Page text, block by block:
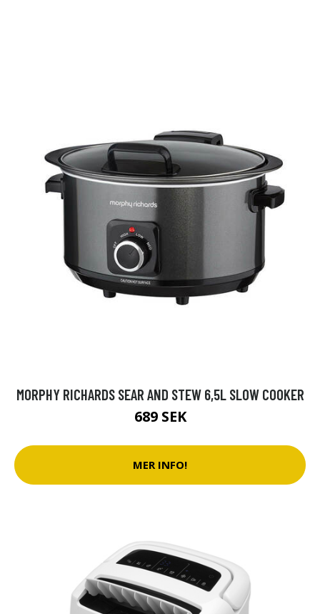
MORPHY RICHARDS SEAR AND STEW 6,5L SLOW COOKER
689 SEK
MER INFO!